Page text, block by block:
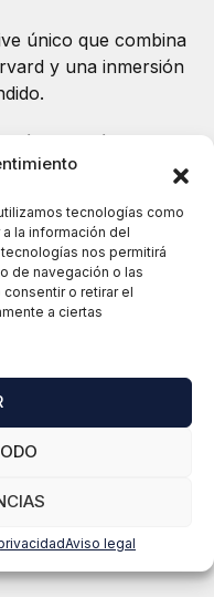
tecnologías como
la información del
nos permitirá
de navegación o las
o retirar el
a ciertas
Aviso legal
único que combina
y una inmersión
internacional!
o Inglés